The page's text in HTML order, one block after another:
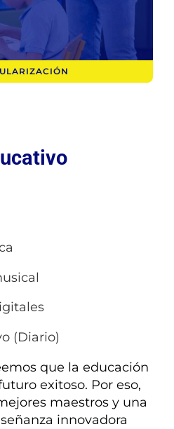
(Diario)
que la educación
exitoso. Por eso,
maestros y una
innovadora